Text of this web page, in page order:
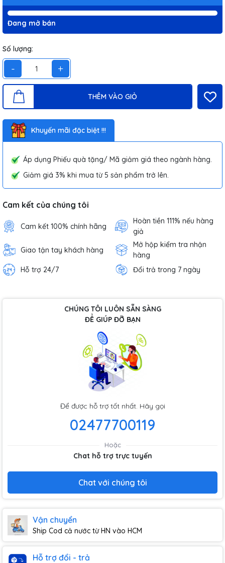
Đang mở bán
Số lượng:
- +
THÊM VÀO GIỎ
Khuyến mãi đặc biệt !!!
Áp dụng Phiếu quà tặng/ Mã giảm giá theo ngành hàng.
Giảm giá 3% khi mua từ 5 sản phẩm trở lên.
Cam kết của chúng tôi
Cam kết 100% chính hãng
Hoàn tiền 111% nếu hàng
giả
Giao tận tay khách hàng
Mở hộp kiểm tra nhận
hàng
Hỗ trợ 24/7
Đổi trả trong 7 ngày
CHÚNG TÔI LUÔN SẴN SÀNG
ĐỂ GIÚP ĐỠ BẠN
Để được hỗ trợ tốt nhất. Hãy gọi
02477700119
Hoặc
Chat hỗ trợ trực tuyến
Chat với chúng tôi
Vận chuyển
Ship Cod cả nước từ HN vào HCM
Hỗ trợ đổi - trả